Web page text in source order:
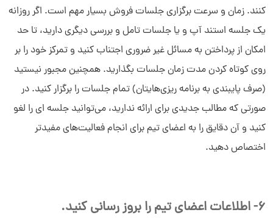
کنند. زمان و سرعت برگزاری جلسات فروش بسیار مهم است. اگر روزانه
یک جلسه استند آپ و یا جلسات تامل و بررسی دیگری دارید، تا حد
امکان از پرداختن به مسائل غیر ضروری اجتناب کنید و تمرکز خود را بر
روی کوتاه کردن مدت زمان جلسات بگذارید. همچنین مجبور نیستید
(صرف پایبندی به برنامه‌‌ ریزی‌هایتان) تمام جلسات را برگزار کنید. در
صورتی که مطالب جدیدی برای ارائه ندارید، می‌توانید جلسه ای را لغو
کنید و آن دقایق را به اعضای تیم برای انجام فعالیت‌های مفیدتر
اختصاص دهید.
6- اطلاعات اعضای تیم را بروز رسانی کنید.